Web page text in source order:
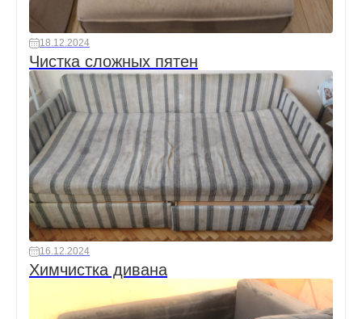
18.12.2024
Чистка сложных пятен
16.12.2024
Химчистка дивана